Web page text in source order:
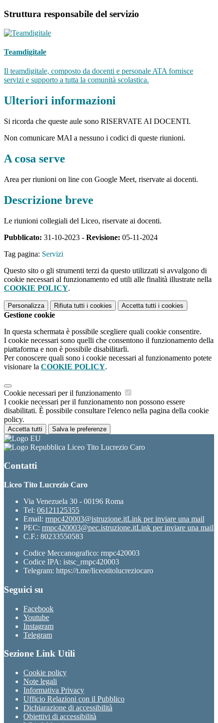
Struttura responsabile del servizio
Teamdigitale
Il teamdigitale, composto da docenti e personale ATA fornisce
servizi e supporto a tutta la comunità scolastica.
Ulteriori informazioni
Si ricorda che queste aule sono RISERVATE AI DOCENTI.
Non comunicare MAI a nessuno i codici di queste riunioni.
A cosa serve
Area per riunioni on line con Google Meet, riservate ai docenti.
Descrizione breve
Le riunioni collegiali del Liceo, riservate ai docenti.
Pubblicato: 31-10-2023 - Revisione: 05-11-2024
Tag pagina: Servizi
Questo sito o gli strumenti terzi da questo utilizzati si avvalgono di
cookie necessari al funzionamento ed utili alle finalità illustrate nella
COOKIE POLICY.
Personalizza Rifiuta tutti i cookies Accetta tutti i cookies
Gestione cookie
In questa schermata è possibile scegliere quali cookie consentire.
I cookie necessari sono quelli che consentono il funzionamento della
piattaforma e non è possibile disabilitarli.
Per conoscere quali sono i cookie necessari al funzionamento potete
visionare la COOKIE POLICY.
Cookie necessari per il funzionamento
I cookie necessari per il funzionamento non possono essere
disabilitati. È possibile consultare l'elenco nella pagina della cookie
policy.
Accetta tutti Salva le preferenze
Liceo Tito Lucrezio Caro
Contatti
Liceo Tito Lucrezio Caro
Via Venezuela 30 - 00196 Roma
Tel: 06121125355
Email: rmpc420003@istruzione.itLink per inviare una mail
PEC: rmpc420003@pec.istruzione.itLink per inviare una mail
C.F.: 80233550583
Codice Meccanografico: rmpc420003
Codice IPA: istsc_rmpc420003
Telegram: https://t.me/liceotitolucreziocaro
Seguici su
Facebook
Youtube
Instagram
Telegram
Sezione Link Utili
Cookie policy
Note legali
Informativa Privacy
Ufficio Relazioni con il Pubblico
Dichiarazione di accessibilità
Obiettivi di accessibilità